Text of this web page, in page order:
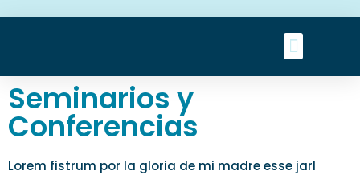
Seminarios y
Conferencias
Lorem fistrum por la gloria de mi madre esse jarl